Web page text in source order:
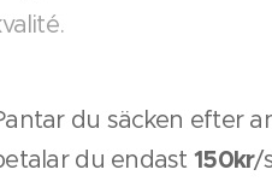
du säcken efter
du endast150kr/